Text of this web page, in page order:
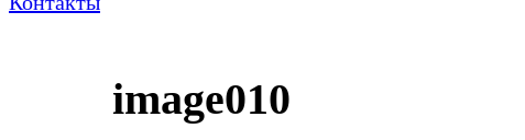
image010